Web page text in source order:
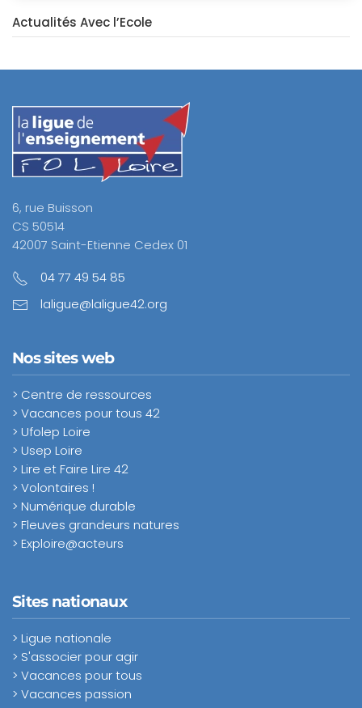
Actualités Avec l’Ecole
6, rue Buisson
CS 50514
42007 Saint-Etienne Cedex 01
04 77 49 54 85
laligue@laligue42.org
Nos sites web
> Centre de ressources
> Vacances pour tous 42
> Ufolep Loire
> Usep Loire
> Lire et Faire Lire 42
> Volontaires !
> Numérique durable
> Fleuves grandeurs natures
> Exploire@acteurs
Sites nationaux
> Ligue nationale
> S'associer pour agir
> Vacances pour tous
> Vacances passion